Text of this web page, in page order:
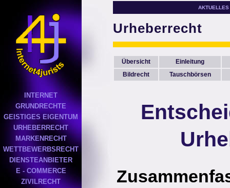
INTERNET
GRUNDRECHTE
GEISTIGES EIGENTUM
URHEBERRECHT
MARKENRECHT
WETTBEWERBSRECHT
DIENSTEANBIETER
E - COMMERCE
ZIVILRECHT
AKTUELLES
Urheberrecht
Übersicht
Einleitung
Bildrecht
Tauschbörsen